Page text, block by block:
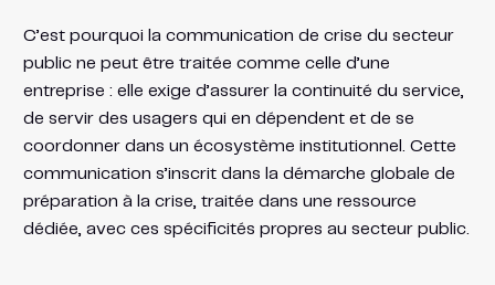
C’est pourquoi la communication de crise du secteur
public ne peut être traitée comme celle d’une
entreprise : elle exige d’assurer la continuité du service,
de servir des usagers qui en dépendent et de se
coordonner dans un écosystème institutionnel. Cette
communication s’inscrit dans la démarche globale de
préparation à la crise, traitée dans une ressource
dédiée, avec ces spécificités propres au secteur public.